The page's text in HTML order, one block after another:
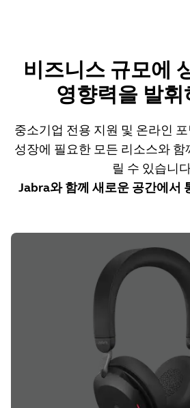
비즈니스 규모에
영향력을 발휘
중소기업 전용 지원 및 온라인
성장에 필요한 모든 리소스와 함
릴 수 있습니
Jabra와 함께 새로운 공간에서